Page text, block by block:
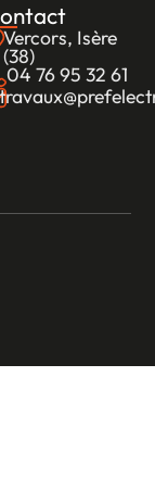
Vercors, Isère
(38)
04 76 95 32 61